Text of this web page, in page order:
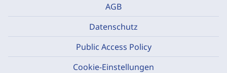
AGB
Datenschutz
Public Access Policy
Cookie-Einstellungen